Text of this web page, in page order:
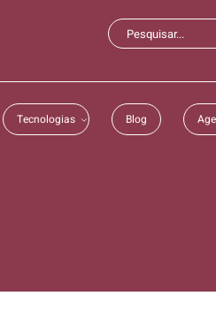
Tecnologias Blog